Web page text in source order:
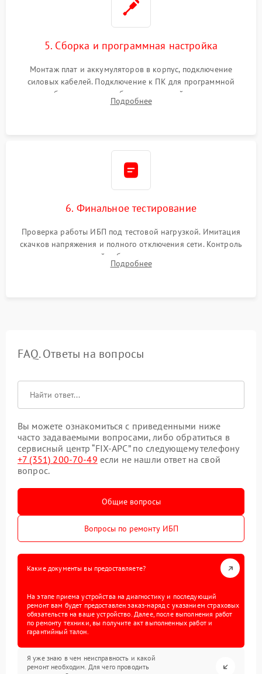
5. Сборка и программная настройка
Монтаж плат и аккумуляторов в корпус, подключение
силовых кабелей. Подключение к ПК для программной
калибровки констант батареи, настройки порогов
срабатывания AVR и сброса счетчиков старения АКБ.
Подробнее
6. Финальное тестирование
Проверка работы ИБП под тестовой нагрузкой. Имитация
скачков напряжения и полного отключения сети. Контроль
времени автономной работы, температурного режима и
корректности формы выходного сигнала.
Подробнее
FAQ. Ответы на вопросы
Вы можете ознакомиться с приведенными ниже
часто задаваемыми вопросами, либо обратиться в
сервисный центр “FIX-APC” по следующему телефону
+7 (351) 200-70-49 если не нашли ответ на свой
вопрос.
Общие вопросы
Вопросы по ремонту ИБП
Какие документы вы предоставляете?
На этапе приема устройства на диагностику и последующий
ремонт вам будет предоставлен заказ-наряд с указанием страховых
обязательств на ваше устройство. Далее, после выполнения работ
по ремонту техники, вы получите акт выполненных работ и
гарантийный талон.
Я уже знаю в чем неисправность и какой
ремонт необходим. Для чего проводить